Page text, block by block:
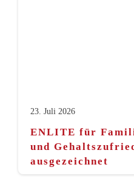
23. Juli 2026
ENLITE für
und
ausgezeichnet